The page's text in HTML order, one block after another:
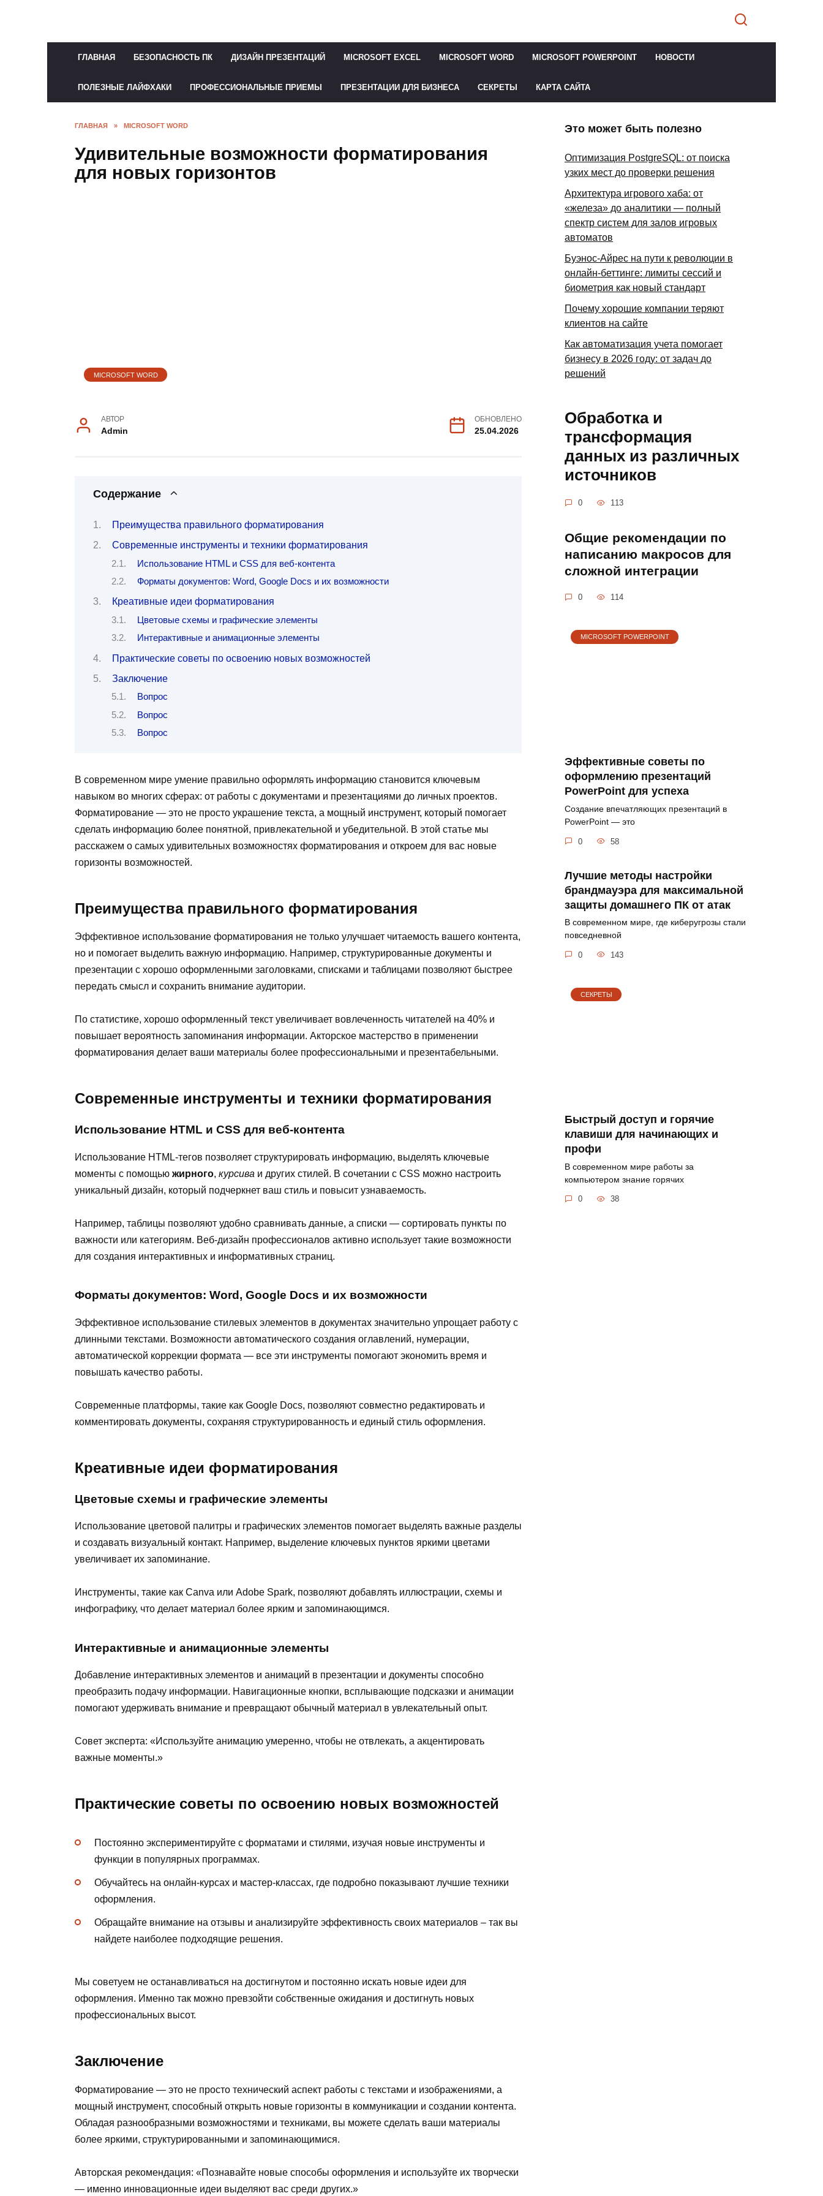
ГЛАВНАЯ БЕЗОПАСНОСТЬ ПК ДИЗАЙН ПРЕЗЕНТАЦИЙ MICROSOFT EXCEL MICROSOFT WORD MICROSOFT POWERPOINT НОВОСТИ
ПОЛЕЗНЫЕ ЛАЙФХАКИ ПРОФЕССИОНАЛЬНЫЕ ПРИЕМЫ ПРЕЗЕНТАЦИИ ДЛЯ БИЗНЕСА СЕКРЕТЫ КАРТА САЙТА
ГЛАВНАЯ » MICROSOFT WORD
Удивительные возможности форматирования
для новых горизонтов
MICROSOFT WORD
АВТОР
Admin
ОБНОВЛЕНО
25.04.2026
Содержание
Преимущества правильного форматирования
Современные инструменты и техники форматирования
Использование HTML и CSS для веб-контента
Форматы документов: Word, Google Docs и их возможности
Креативные идеи форматирования
Цветовые схемы и графические элементы
Интерактивные и анимационные элементы
Практические советы по освоению новых возможностей
Заключение
Вопрос
Вопрос
Вопрос
В современном мире умение правильно оформлять информацию становится ключевым
навыком во многих сферах: от работы с документами и презентациями до личных проектов.
Форматирование — это не просто украшение текста, а мощный инструмент, который помогает
сделать информацию более понятной, привлекательной и убедительной. В этой статье мы
расскажем о самых удивительных возможностях форматирования и откроем для вас новые
горизонты возможностей.
Преимущества правильного форматирования
Эффективное использование форматирования не только улучшает читаемость вашего контента,
но и помогает выделить важную информацию. Например, структурированные документы и
презентации с хорошо оформленными заголовками, списками и таблицами позволяют быстрее
передать смысл и сохранить внимание аудитории.
По статистике, хорошо оформленный текст увеличивает вовлеченность читателей на 40% и
повышает вероятность запоминания информации. Акторское мастерство в применении
форматирования делает ваши материалы более профессиональными и презентабельными.
Современные инструменты и техники форматирования
Использование HTML и CSS для веб-контента
Использование HTML-тегов позволяет структурировать информацию, выделять ключевые
моменты с помощью жирного, курсива и других стилей. В сочетании с CSS можно настроить
уникальный дизайн, который подчеркнет ваш стиль и повысит узнаваемость.
Например, таблицы позволяют удобно сравнивать данные, а списки — сортировать пункты по
важности или категориям. Веб-дизайн профессионалов активно использует такие возможности
для создания интерактивных и информативных страниц.
Форматы документов: Word, Google Docs и их возможности
Эффективное использование стилевых элементов в документах значительно упрощает работу с
длинными текстами. Возможности автоматического создания оглавлений, нумерации,
автоматической коррекции формата — все эти инструменты помогают экономить время и
повышать качество работы.
Современные платформы, такие как Google Docs, позволяют совместно редактировать и
комментировать документы, сохраняя структурированность и единый стиль оформления.
Креативные идеи форматирования
Цветовые схемы и графические элементы
Использование цветовой палитры и графических элементов помогает выделять важные разделы
и создавать визуальный контакт. Например, выделение ключевых пунктов яркими цветами
увеличивает их запоминание.
Инструменты, такие как Canva или Adobe Spark, позволяют добавлять иллюстрации, схемы и
инфографику, что делает материал более ярким и запоминающимся.
Интерактивные и анимационные элементы
Добавление интерактивных элементов и анимаций в презентации и документы способно
преобразить подачу информации. Навигационные кнопки, всплывающие подсказки и анимации
помогают удерживать внимание и превращают обычный материал в увлекательный опыт.
Совет эксперта: «Используйте анимацию умеренно, чтобы не отвлекать, а акцентировать
важные моменты.»
Практические советы по освоению новых возможностей
Постоянно экспериментируйте с форматами и стилями, изучая новые инструменты и
функции в популярных программах.
Обучайтесь на онлайн-курсах и мастер-классах, где подробно показывают лучшие техники
оформления.
Обращайте внимание на отзывы и анализируйте эффективность своих материалов – так вы
найдете наиболее подходящие решения.
Мы советуем не останавливаться на достигнутом и постоянно искать новые идеи для
оформления. Именно так можно превзойти собственные ожидания и достигнуть новых
профессиональных высот.
Заключение
Форматирование — это не просто технический аспект работы с текстами и изображениями, а
мощный инструмент, способный открыть новые горизонты в коммуникации и создании контента.
Обладая разнообразными возможностями и техниками, вы можете сделать ваши материалы
более яркими, структурированными и запоминающимися.
Авторская рекомендация: «Познавайте новые способы оформления и используйте их творчески
— именно инновационные идеи выделяют вас среди других.»
Это может быть полезно
Оптимизация PostgreSQL: от поиска
узких мест до проверки решения
Архитектура игрового хаба: от
«железа» до аналитики — полный
спектр систем для залов игровых
автоматов
Буэнос-Айрес на пути к революции в
онлайн-беттинге: лимиты сессий и
биометрия как новый стандарт
Почему хорошие компании теряют
клиентов на сайте
Как автоматизация учета помогает
бизнесу в 2026 году: от задач до
решений
Обработка и
трансформация
данных из различных
источников
0 113
Общие рекомендации по
написанию макросов для
сложной интеграции
0 114
MICROSOFT POWERPOINT
Эффективные советы по
оформлению презентаций
PowerPoint для успеха
Создание впечатляющих презентаций в
PowerPoint — это
0 58
Лучшие методы настройки
брандмауэра для максимальной
защиты домашнего ПК от атак
В современном мире, где киберугрозы стали
повседневной
0 143
СЕКРЕТЫ
Быстрый доступ и горячие
клавиши для начинающих и
профи
В современном мире работы за
компьютером знание горячих
0 38